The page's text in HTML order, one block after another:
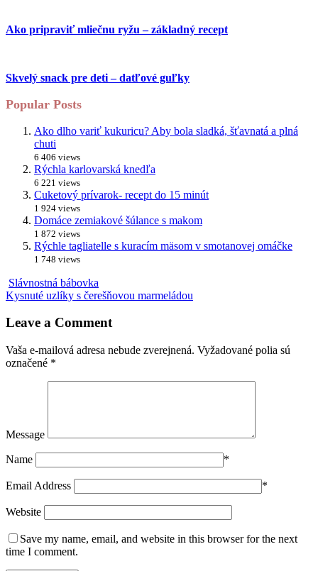
Ako pripraviť mliečnu ryžu – základný recept
Skvelý snack pre deti – datľové guľky
Popular Posts
Ako dlho variť kukuricu? Aby bola sladká, šťavnatá a plná
chuti
6 406 views
Rýchla karlovarská knedľa
6 221 views
Cuketový prívarok- recept do 15 minút
1 924 views
Domáce zemiakové šúlance s makom
1 872 views
Rýchle tagliatelle s kuracím mäsom v smotanovej omáčke
1 748 views
Slávnostná bábovka
Kysnuté uzlíky s čerešňovou marmeládou
Leave a Comment
Vaša e-mailová adresa nebude zverejnená. Vyžadované polia sú
označené *
Message
Name *
Email Address *
Website
Save my name, email, and website in this browser for the next
time I comment.